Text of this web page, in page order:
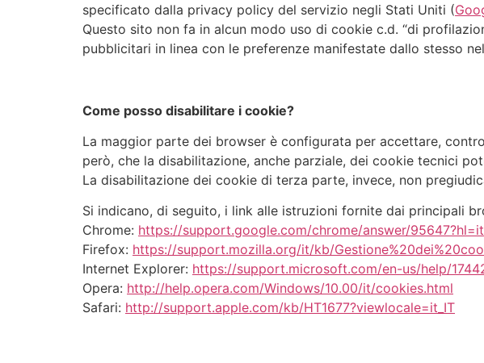
specificato dalla privacy policy del servizio negli Stati Uniti (
Questo sito non fa in alcun modo uso di cookie c.d. “di
pubblicitari in linea con le preferenze manifestate dallo stesso
Come posso disabilitare i cookie?
La maggior parte dei browser è configurata per accettare,
però, che la disabilitazione, anche parziale, dei cookie tecnici
La disabilitazione dei cookie di terza parte, invece, non
Si indicano, di seguito, i link alle istruzioni fornite dai principali
Chrome: https://support.google.com/chrome/answer/95647?hl=it
Firefox: https://support.mozilla.org/it/kb/
Internet Explorer: https://support.microsoft.com/en-us/help/
Opera: http://help.opera.com/Windows/10.00/it/cookies.html
Safari: http://support.apple.com/kb/HT1677?viewlocale=it_IT